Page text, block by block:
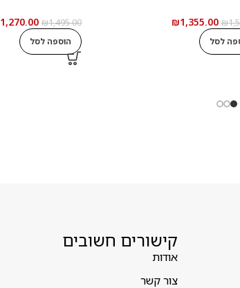
₪
₪1,355.00
לסל
₪1,495.00
1,270.00
הוספה לסל
קישורים חשובים
אודות
צור קשר